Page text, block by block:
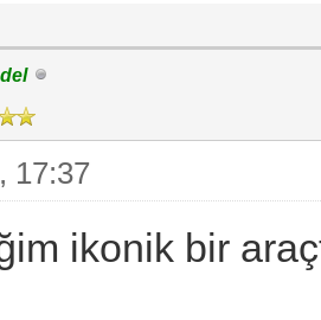
17:37
ikonik bir